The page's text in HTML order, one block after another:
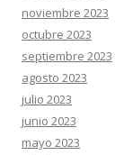
noviembre 2023
octubre 2023
septiembre 2023
agosto 2023
julio 2023
junio 2023
mayo 2023